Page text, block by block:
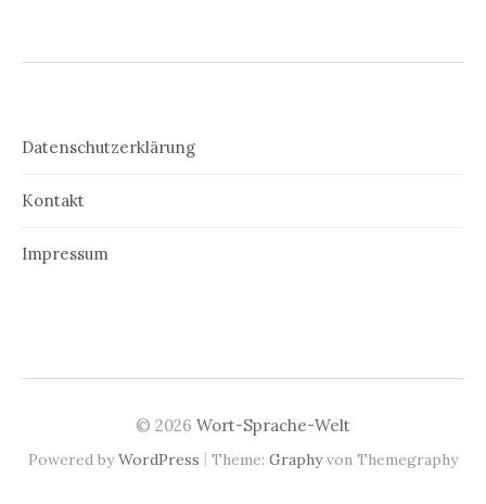
Datenschutzerklärung
Kontakt
Impressum
© 2026 Wort-Sprache-Welt
Powered byWordPress | Theme: Graphyvon Themegraphy